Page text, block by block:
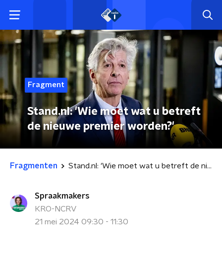
Fragment
Stand.nl: 'Wie moet wat u betreft
de nieuwe premier worden?'
Fragmenten Stand.nl: 'Wie moet wat u betreft de nieuwe premier worden?'
Spraakmakers
KRO-NCRV
21 mei 2024 09:30 - 11:30